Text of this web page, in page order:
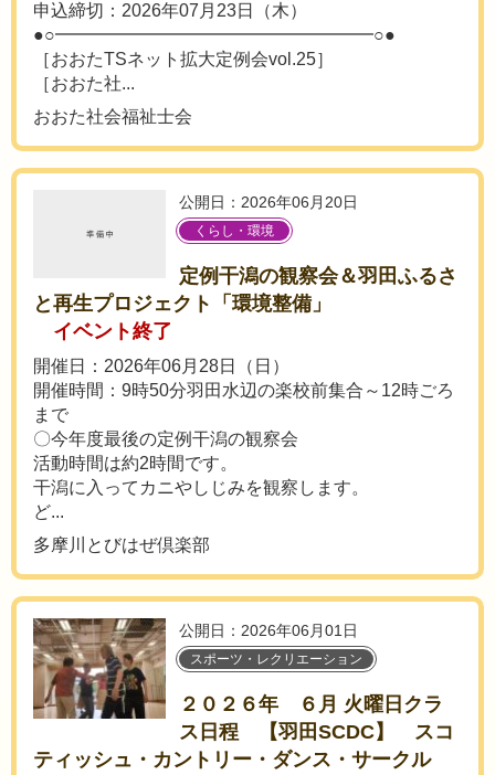
申込締切：2026年07月23日（木）
●○━━━━━━━━━━━━━━━━━━○●
［おおたTSネット拡大定例会vol.25］
［おおた社...
おおた社会福祉士会
公開日：2026年06月20日
くらし・環境
定例干潟の観察会＆羽田ふるさ
と再生プロジェクト「環境整備」
イベント終了
開催日：2026年06月28日（日）
開催時間：9時50分羽田水辺の楽校前集合～12時ごろ
まで
〇今年度最後の定例干潟の観察会
活動時間は約2時間です。
干潟に入ってカニやしじみを観察します。
ど...
多摩川とびはぜ倶楽部
公開日：2026年06月01日
スポーツ・レクリエーション
２０２６年 ６月 火曜日クラ
ス日程 【羽田SCDC】 スコ
ティッシュ・カントリー・ダンス・サークル